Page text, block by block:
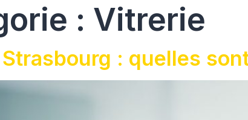
: Vitrerie
: quelles